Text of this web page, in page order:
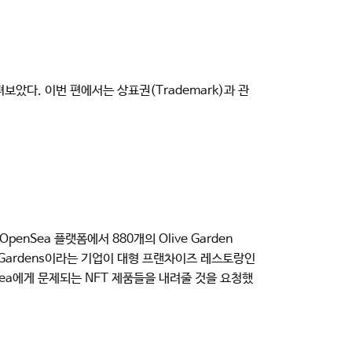
보았다. 이번 편에서는 상표권(Trademark)과 관
플랫폼에서 880개의 Olive Garden
이라는 기업이 대형 프랜차이즈 레스토랑인
게 문제되는 NFT 제품들을 내려줄 것을 요청했